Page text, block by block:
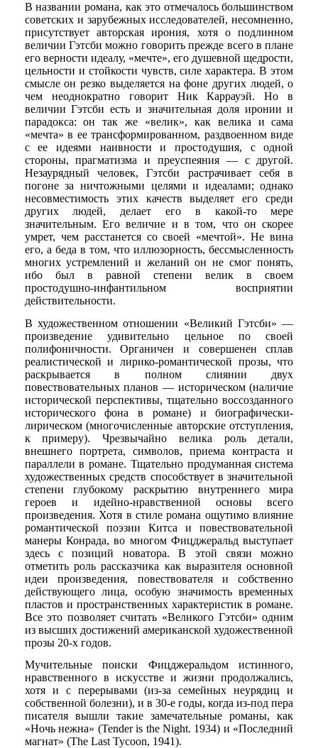
В названии романа, как это отмечалось большинством
советских и зарубежных исследователей, несомненно,
присутствует авторская ирония, хотя о подлинном
величии Гэтсби можно говорить прежде всего в плане
его верности идеалу, «мечте», его душевной щедрости,
цельности и стойкости чувств, силе характера. В этом
смысле он резко выделяется на фоне других людей, о
чем неоднократно говорит Ник Каррауэй. Но в
величии Гэтсби есть и значительная доля иронии и
парадокса: он так же «велик», как велика и сама
«мечта» в ее трансформированном, раздвоенном виде
с ее идеями наивности и простодушия, с одной
стороны, прагматизма и преуспеяния — с другой.
Незаурядный человек, Гэтсби растрачивает себя в
погоне за ничтожными целями и идеалами; однако
несовместимость этих качеств выделяет его среди
других людей, делает его в какой-то мере
значительным. Его величие и в том, что он скорее
умрет, чем расстанется со своей «мечтой». Не вина
его, а беда в том, что иллюзорность, бессмысленность
многих устремлений и желаний он не смог понять,
ибо был в равной степени велик в своем
простодушно-инфантильном восприятии
действительности.
В художественном отношении «Великий Гэтсби» —
произведение удивительно цельное по своей
полифоничности. Органичен и совершенен сплав
реалистической и лирико-романтической прозы, что
раскрывается в полном слиянии двух
повествовательных планов — историческом (наличие
исторической перспективы, тщательно воссозданного
исторического фона в романе) и биографически-
лирическом (многочисленные авторские отступления,
к примеру). Чрезвычайно велика роль детали,
внешнего портрета, символов, приема контраста и
параллели в романе. Тщательно продуманная система
художественных средств способствует в значительной
степени глубокому раскрытию внутреннего мира
героев и идейно-нравственной основы всего
произведения. Хотя в стиле романа ощутимо влияние
романтической поэзии Китса и повествовательной
манеры Конрада, во многом Фицджеральд выступает
здесь с позиций новатора. В этой связи можно
отметить роль рассказчика как выразителя основной
идеи произведения, повествователя и собственно
действующего лица, особую значимость временных
пластов и пространственных характеристик в романе.
Все это позволяет считать «Великого Гэтсби» одним
из высших достижений американской художественной
прозы 20-х годов.
Мучительные поиски Фицджеральдом истинного,
нравственного в искусстве и жизни продолжались,
хотя и с перерывами (из-за семейных неурядиц и
собственной болезни), и в 30-е годы, когда из-под пера
писателя вышли такие замечательные романы, как
«Ночь нежна» (Tender is the Night. 1934) и «Последний
магнат» (The Last Tycoon, 1941).